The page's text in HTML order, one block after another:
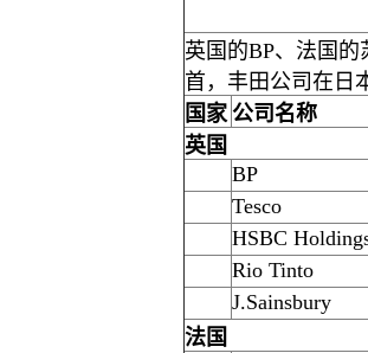
英国的BP、法国
首，丰田公司在日
国家 公司名称
英国
BP
Tesco
HSBC
Rio Tinto
J.Sainsbury
法国